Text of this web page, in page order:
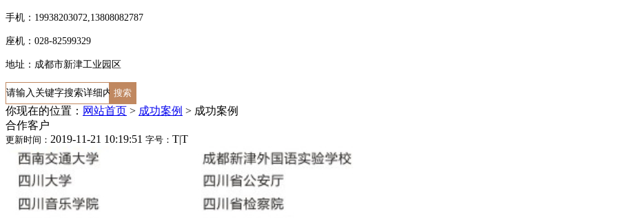
手机：19938203072,13808082787
座机：028-82599329
地址：成都市新津工业园区
你现在的位置： 网站首页 > 成功案例 > 成功案例
合作客户
更新时间： 2019-11-21 10:19:51 字号： T|T